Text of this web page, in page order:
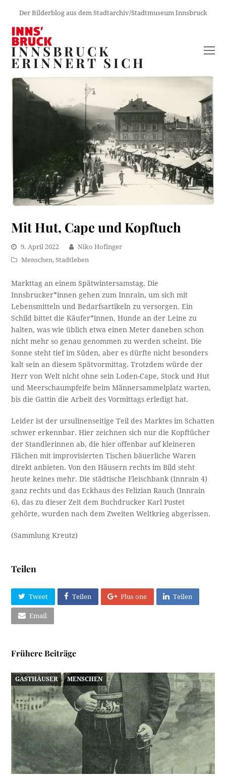
Der Bilderblog aus dem Stadtarchiv/Stadtmuseum Innsbruck
INNSBRUCK
ERINNERT SICH
Mit Hut, Cape und Kopftuch
9. April 2022
Niko Hofinger
Menschen,Stadtleben
Markttag an einem Spätwintersamstag. Die
Innsbrucker*innen gehen zum Innrain, um sich mit
Lebensmitteln und Bedarfsartikeln zu versorgen. Ein
Schild bittet die Käufer*innen, Hunde an der Leine zu
halten, was wie üblich etwa einen Meter daneben schon
nicht mehr so genau genommen zu werden scheint. Die
Sonne steht tief im Süden, aber es dürfte nicht besonders
kalt sein an diesem Spätvormittag. Trotzdem würde der
Herr von Welt nicht ohne sein Loden-Cape, Stock und Hut
und Meerschaumpfeife beim Männersammelplatz warten,
bis die Gattin die Arbeit des Vormittags erledigt hat.
Leider ist der ursulinenseitige Teil des Marktes im Schatten
schwer erkennbar. Hier zeichnen sich nur die Kopftücher
der Standlerinnen ab, die hier offenbar auf kleineren
Flächen mit improvisierten Tischen bäuerliche Waren
direkt anbieten. Von den Häusern rechts im Bild steht
heute keines mehr. Die städtische Fleischbank (Innrain 4)
ganz rechts und das Eckhaus des Felizian Rauch (Innrain
6), das zu dieser Zeit dem Buchdrucker Karl Pustet
gehörte, wurden nach dem Zweiten Weltkrieg abgerissen.
(Sammlung Kreutz)
Teilen
Tweet Teilen Plus one Teilen
Email
Frühere Beiträge
GASTHÄUSER MENSCHEN